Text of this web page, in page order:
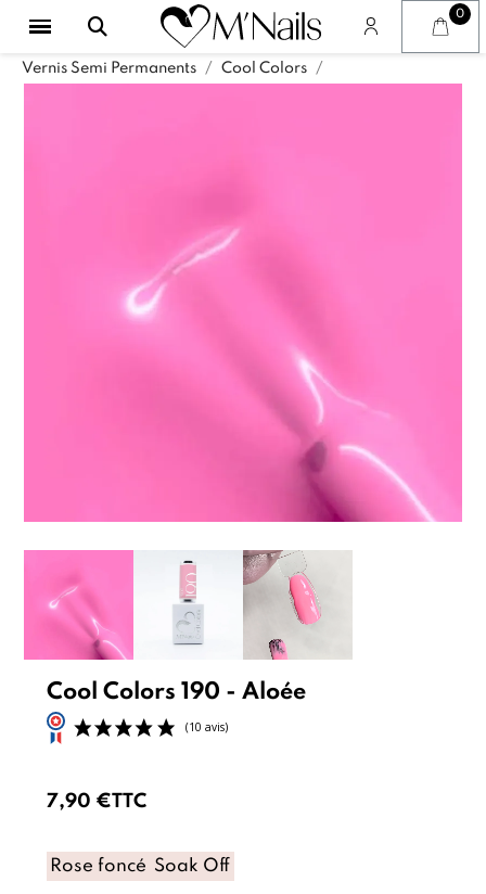
Vernis Semi Permanents Cool Colors
Cool Colors 190 - Aloée
(10 avis)
7,90 €TTC
Rose foncé Soak Off